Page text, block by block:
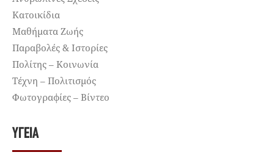
Κατοικίδια
Μαθήματα Ζωής
Παραβολές & Ιστορίες
Πολίτης – Κοινωνία
Τέχνη – Πολιτισμός
Φωτογραφίες – Βίντεο
ΥΓΕΊΑ